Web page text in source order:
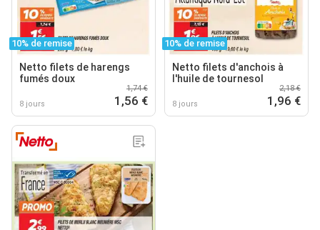
10% de remise
Netto filets de harengs
fumés doux
8 jours
1,74 €
1,56 €
10% de remise
Netto filets d'anchois à
l'huile de tournesol
8 jours
2,18 €
1,96 €